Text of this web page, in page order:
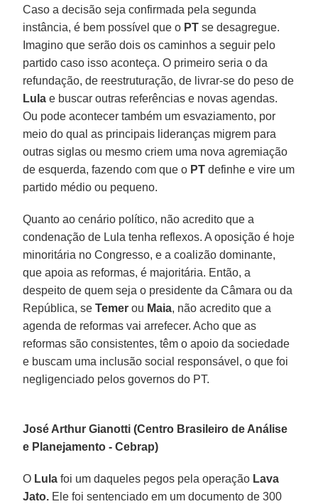
Caso a decisão seja confirmada pela segunda
instância, é bem possível que o PT se desagregue.
Imagino que serão dois os caminhos a seguir pelo
partido caso isso aconteça. O primeiro seria o da
refundação, de reestruturação, de livrar-se do peso de
Lula e buscar outras referências e novas agendas.
Ou pode acontecer também um esvaziamento, por
meio do qual as principais lideranças migrem para
outras siglas ou mesmo criem uma nova agremiação
de esquerda, fazendo com que o PT definhe e vire um
partido médio ou pequeno.
Quanto ao cenário político, não acredito que a
condenação de Lula tenha reflexos. A oposição é hoje
minoritária no Congresso, e a coalizão dominante,
que apoia as reformas, é majoritária. Então, a
despeito de quem seja o presidente da Câmara ou da
República, seTemer ou Maia, não acredito que a
agenda de reformas vai arrefecer. Acho que as
reformas são consistentes, têm o apoio da sociedade
e buscam uma inclusão social responsável, o que foi
negligenciado pelos governos do PT.
José Arthur Gianotti (Centro Brasileiro de Análise
e Planejamento - Cebrap)
O Lula foi um daqueles pegos pela operação Lava
Jato. Ele foi sentenciado em um documento de 300